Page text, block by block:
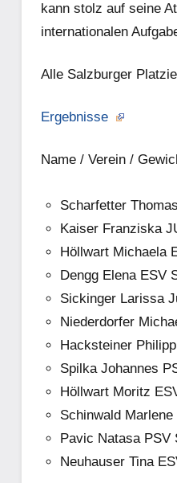
kann stolz auf seine
internationalen
Alle Salzburger
Ergebnisse
Name / Verein /
Scharfetter
Kaiser Franziska
Höllwart Michaela
Dengg Elena ESV
Sickinger Larissa
Niederdorfer
Hacksteiner
Spilka Johannes
Höllwart Moritz
Schinwald
Pavic Natasa PSV
Neuhauser Tina